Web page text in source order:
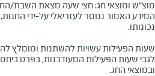
מוצ״ש ומוצאי חג: חצי שעה מצאת השבת/החג עד
המידע האמור נמסר לעזריאלי על-ידי
שעות הפעילות עשויות להשתנות ומומלץ
לגבי שעות הפעילות המעודכנות, בפרט
ובמוצאי החג.